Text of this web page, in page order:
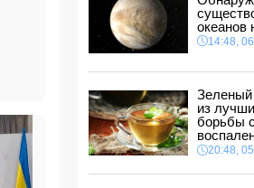
экзамена в резидентуру
18:02, 06.08.2026
Новрузали Асланов
ФОТО
18:00, 06.08.2026
«Новые технологии
профессии на рынке
16:48, 06.08.2026
Джейхун Байрамов и
океанов
14:48,
Зеленый
из
борьбы
20:48,